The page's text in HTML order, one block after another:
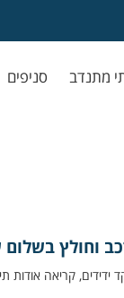
מתנדב סניפים
וחולץ בשלום